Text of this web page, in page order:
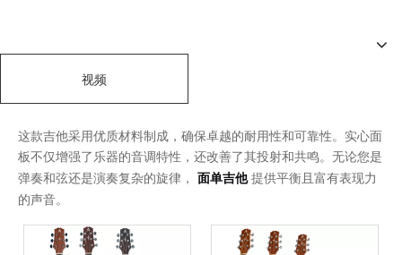
视频
这款吉他采用优质材料制成，确保卓越的耐用性和可靠性。实心面
板不仅增强了乐器的音调特性，还改善了其投射和共鸣。无论您是
弹奏和弦还是演奏复杂的旋律， 面单吉他提供平衡且富有表现力
的声音。